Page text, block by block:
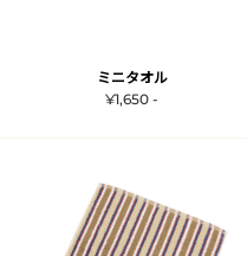
ミニタオル
¥1,650 -